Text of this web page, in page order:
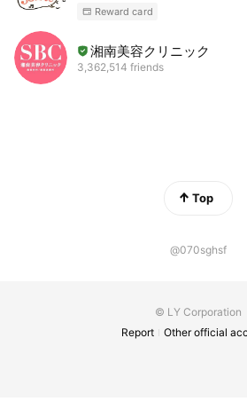
Reward card
湘南美容クリニック
3,362,514 friends
Top
@070sghsf
© LY Corporation
Report
Other official